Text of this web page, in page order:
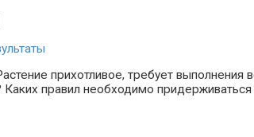
прихотливое, требует выполнения
Каких правил необходимо